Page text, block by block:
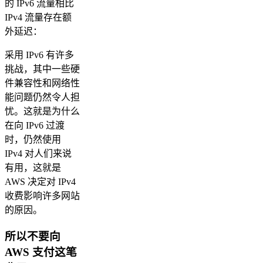
的 IPv6 流量相比
IPv4 流量存在额
外延迟：
采用 IPv6 有许多
挑战，其中一些硬
件兼容性和网络性
能问题仍然令人担
忧。这就是为什么
在向 IPv6 过渡
时，仍然使用
IPv4 对人们来说
有用，这就是
AWS 决定对 IPv4
收费影响许多网站
的原因。
所以不要向
AWS 支付这笔